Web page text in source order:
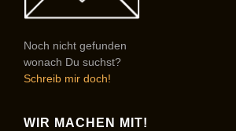
Noch nicht gefunden
wonach Du suchst?
Schreib mir doch!
WIR MACHEN MIT!